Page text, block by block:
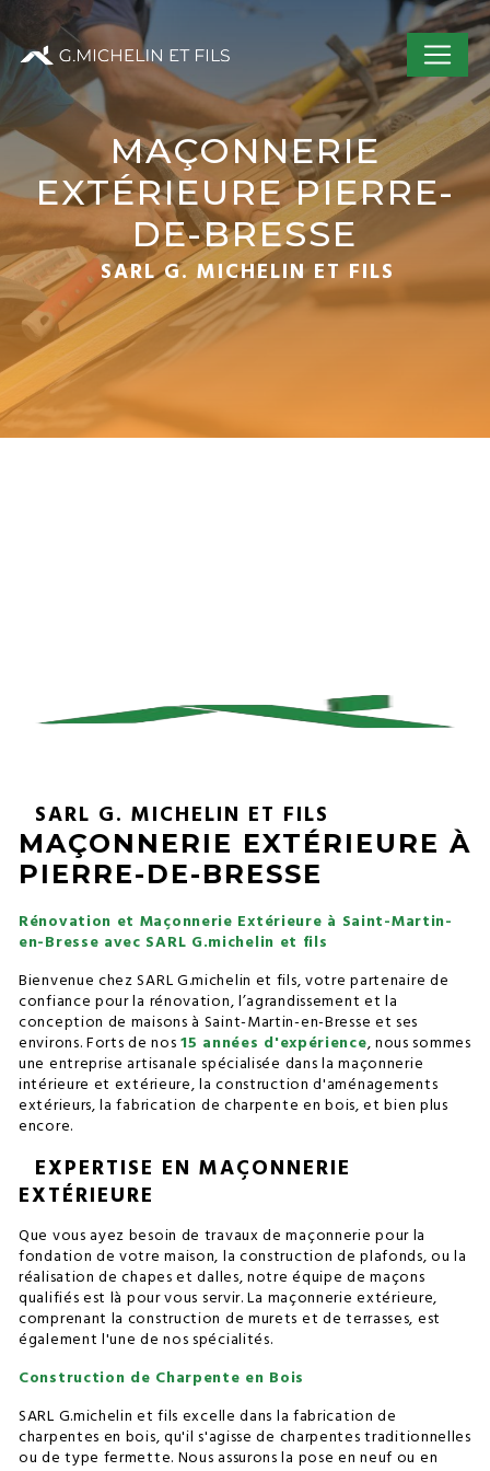
MAÇONNERIE
EXTÉRIEURE PIERRE-
DE-BRESSE
SARL G. MICHELIN ET FILS
SARL G. MICHELIN ET FILS
MAÇONNERIE EXTÉRIEURE À
PIERRE-DE-BRESSE
Rénovation et Maçonnerie Extérieure à Saint-Martin-
en-Bresse avec SARL G.michelin et fils
Bienvenue chez SARL G.michelin et fils, votre partenaire de
confiance pour la rénovation, l’agrandissement et la
conception de maisons à Saint-Martin-en-Bresse et ses
environs. Forts de nos15 années d'expérience, nous sommes
une entreprise artisanale spécialisée dans la maçonnerie
intérieure et extérieure, la construction d'aménagements
extérieurs, la fabrication de charpente en bois, et bien plus
encore.
EXPERTISE EN MAÇONNERIE
EXTÉRIEURE
Que vous ayez besoin de travaux de maçonnerie pour la
fondation de votre maison, la construction de plafonds, ou la
réalisation de chapes et dalles, notre équipe de maçons
qualifiés est là pour vous servir. La maçonnerie extérieure,
comprenant la construction de murets et de terrasses, est
également l'une de nos spécialités.
Construction de Charpente en Bois
SARL G.michelin et fils excelle dans la fabrication de
charpentes en bois, qu'il s'agisse de charpentes traditionnelles
ou de type fermette. Nous assurons la pose en neuf ou en
Panneau de gestion des cookies